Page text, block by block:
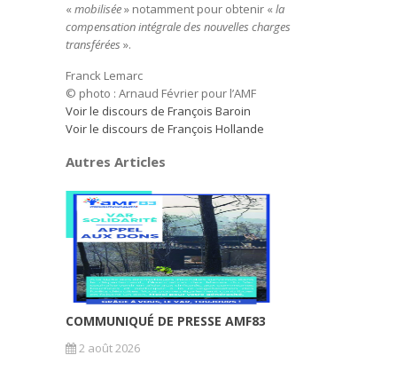
« mobilisée» notamment pour obtenir « la
compensation intégrale des nouvelles charges
transférées ».
Franck Lemarc
© photo : Arnaud Février pour l’AMF
Voir le discours de François Baroin
Voir le discours de François Hollande
Autres Articles
COMMUNIQUÉ DE PRESSE AMF83
2 août 2026